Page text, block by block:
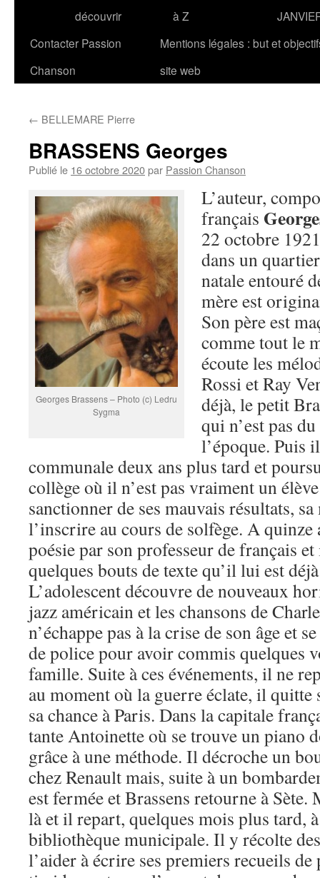
découvrir
à Z
Contacter Passion
Chanson
Mentions légales : but et
site web
← BELLEMARE Pierre
BRASSENS Georges
Publié le 16 octobre 2020par Passion Chanson
Georges Brassens – Photo (c) Ledru
Sygma
L’auteur,
français
22 octobre
dans un
natale entouré
mère est
Son père est
comme tout le
écoute les
Rossi et Ray
déjà, le petit
qui n’est pas
l’époque. Puis
communale deux ans plus tard et
collège où il n’est pas vraiment un
sanctionner de ses mauvais résultats,
l’inscrire au cours de solfège. A
poésie par son professeur de français
quelques bouts de texte qu’il lui est
L’adolescent découvre de nouveaux
jazz américain et les chansons de
n’échappe pas à la crise de son âge et
de police pour avoir commis quelques
famille. Suite à ces événements, il ne
au moment où la guerre éclate, il quitte
sa chance à Paris. Dans la capitale
tante Antoinette où se trouve un piano
grâce à une méthode. Il décroche un
chez Renault mais, suite à un
est fermée et Brassens retourne à Sète.
là et il repart, quelques mois plus tard,
bibliothèque municipale. Il y récolte
l’aider à écrire ses premiers recueils